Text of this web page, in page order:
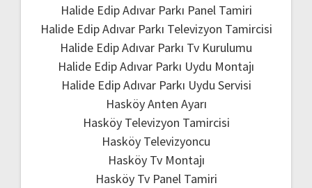
Halide Edip Adıvar Parkı Panel Tamiri
Halide Edip Adıvar Parkı Televizyon Tamircisi
Halide Edip Adıvar Parkı Tv Kurulumu
Halide Edip Adıvar Parkı Uydu Montajı
Halide Edip Adıvar Parkı Uydu Servisi
Hasköy Anten Ayarı
Hasköy Televizyon Tamircisi
Hasköy Televizyoncu
Hasköy Tv Montajı
Hasköy Tv Panel Tamiri